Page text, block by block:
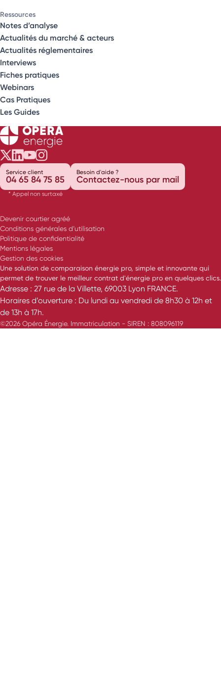
Ressources
Notes d’analyse
Actualités du marché & acteurs
Actualités réglementaires
Interviews
Fiches pratiques
Webinars
Cas Pratiques
Les Guides
Opéra Énergie sur Twitter
Opéra Énergie sur LinkedIn
Opéra Énergie sur Youtube
Opéra Énergie sur Instagram
Service client
04 65 84 75 85
* Appel non surtaxé
Besoin d'aide ?
Contactez-nous par mail
Devenir courtier agréé
Conditions générales d’utilisation
Politique de confidentialité
Mentions légales
Gestion des cookies
Une solution de comparaison énergie pro, simple et innovante qui
permet de trouver le meilleur contrat d'énergie pro en quelques clics.
Adresse : 27 rue de la Villette, 69003 Lyon FRANCE.
Horaires d’ouverture : Du lundi au vendredi de 8h30 à 12h et
de 13h à 17h.
©2026 Opéra Énergie. Immatriculation - SIREN : 808096119